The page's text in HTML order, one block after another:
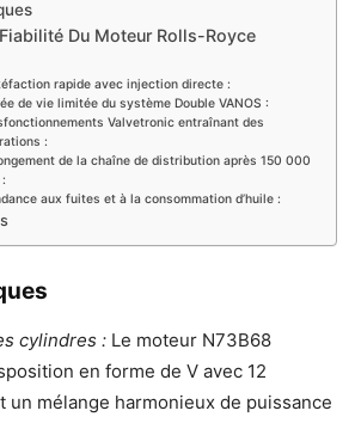
Du Moteur Rolls-Royce
rapide avec injection directe :
de vie limitée du système Double VANOS :
Valvetronic entraînant des
:
de la chaîne de distribution après 150 000
aux fuites et à la consommation d’huile :
cylindres : Le moteur N73B68
en forme de V avec 12
un mélange harmonieux de puissance